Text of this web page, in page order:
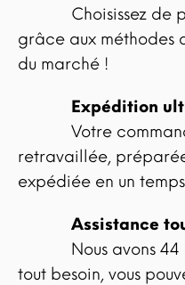
Choisissez de
grâce aux méthodes
du marché !
Expédition
Votre
retravaillée,
expédiée en un
Assistance
Nous avons
tout besoin, vous